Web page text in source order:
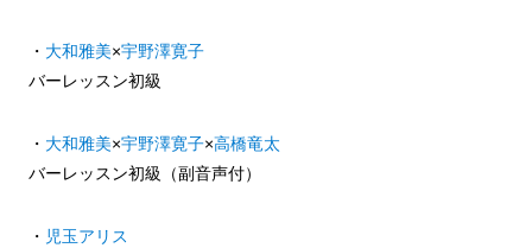
・ 大和雅美×宇野澤寛子
バーレッスン初級
・ 大和雅美×宇野澤寛子×高橋竜太
バーレッスン初級（副音声付）
・ 児玉アリス